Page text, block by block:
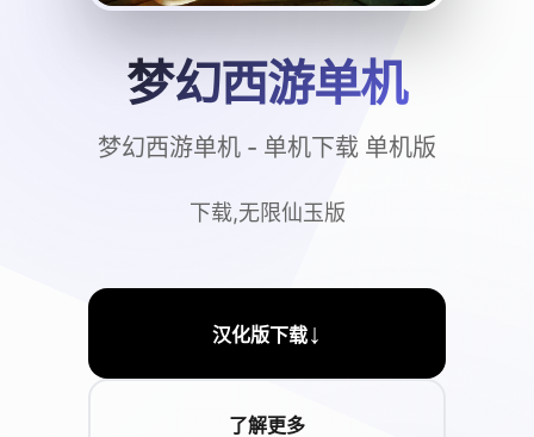
梦幻西游单机
梦幻西游单机 - 单机下载 单机版
下载,无限仙玉版
汉化版下载↓
了解更多